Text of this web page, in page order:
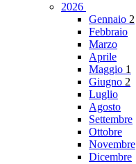
2026
Gennaio 2
Febbraio
Marzo
Aprile
Maggio 1
Giugno 2
Luglio
Agosto
Settembre
Ottobre
Novembre
Dicembre